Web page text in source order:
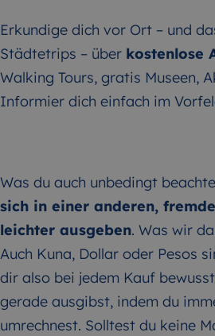
Erkundige dich vor Ort – und
Städtetrips – über kostenlose
Walking Tours, gratis Museen,
Informier dich einfach im
Was du auch unbedingt
sich in einer anderen,
leichter ausgeben. Was wir
Auch Kuna, Dollar oder Pesos
dir also bei jedem Kauf
gerade ausgibst, indem du
umrechnest. Solltest du keine